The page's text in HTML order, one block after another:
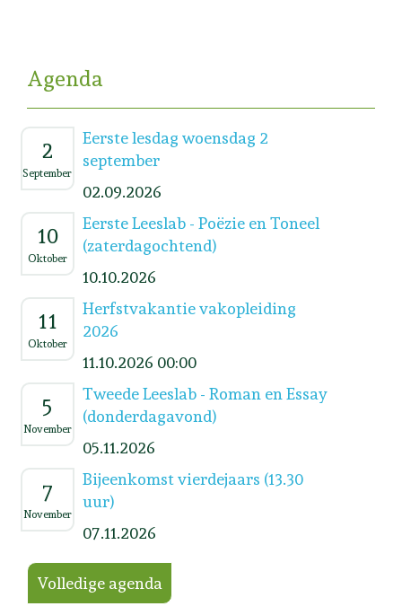
Agenda
2
September
Eerste lesdag woensdag 2
september
02.09.2026
10
Oktober
Eerste Leeslab - Poëzie en Toneel
(zaterdagochtend)
10.10.2026
11
Oktober
Herfstvakantie vakopleiding
2026
11.10.2026 00:00
5
November
Tweede Leeslab - Roman en Essay
(donderdagavond)
05.11.2026
7
November
Bijeenkomst vierdejaars (13.30
uur)
07.11.2026
Volledige agenda